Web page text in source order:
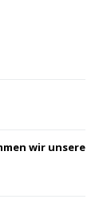
wir unsere